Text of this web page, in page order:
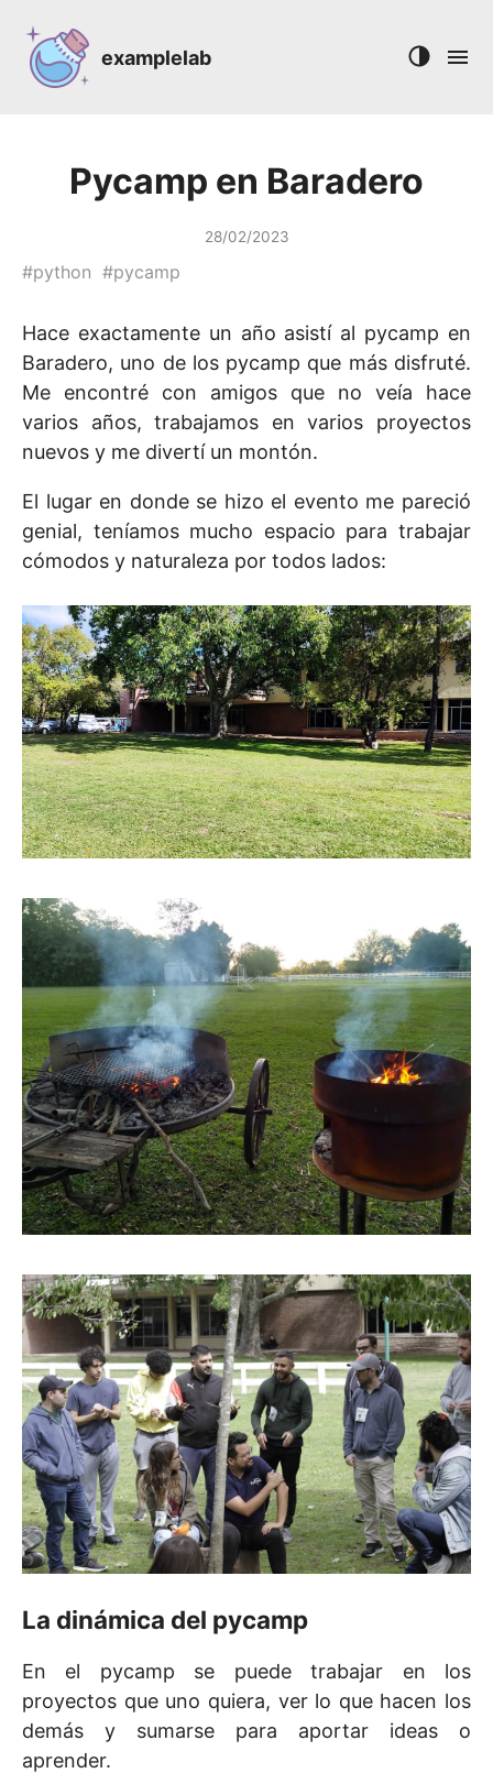
examplelab
Pycamp en Baradero
28/02/2023
#python #pycamp
Hace exactamente un año asistí al pycamp en
Baradero, uno de los pycamp que más disfruté.
Me encontré con amigos que no veía hace
varios años, trabajamos en varios proyectos
nuevos y me divertí un montón.
El lugar en donde se hizo el evento me pareció
genial, teníamos mucho espacio para trabajar
cómodos y naturaleza por todos lados:
La dinámica del pycamp
En el pycamp se puede trabajar en los
proyectos que uno quiera, ver lo que hacen los
demás y sumarse para aportar ideas o
aprender.